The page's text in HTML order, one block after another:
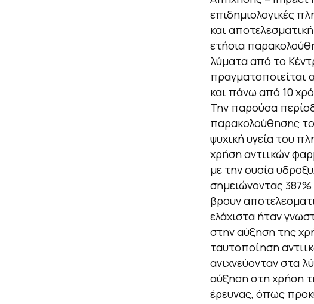
επιδημιολογικές
και
ετήσια
λύματα από το
πραγματοποιείται
και πάνω από 10
Την παρούσα
παρακολούθησης
ψυχική υγεία του
χρήση αντιικών
με την ουσία
σημειώνοντας
βρουν
ελάχιστα ήταν
στην αύξηση της
ταυτοποίηση
ανιχνεύονταν στα
αύξηση στη χρήση
έρευνας, όπως